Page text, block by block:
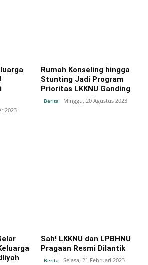
2023
Rumah Konseling hingga
Stunting Jadi Program
Prioritas LKKNU Ganding
Berita Minggu, 20 Agustus 2023
Sah! LKKNU dan LPBHNU
Pragaan Resmi Dilantik
Berita Selasa, 21 Februari 2023